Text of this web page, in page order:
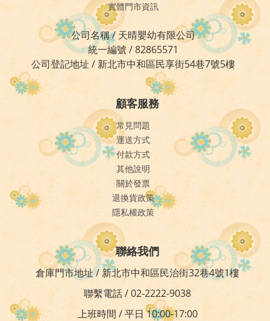
實體門市資訊
公司名稱 / 天晴嬰幼有限公司
統一編號 / 82865571
公司登記地址 / 新北市中和區民享街54巷7號5樓
顧客服務
常見問題
運送方式
付款方式
其他說明
關於發票
退換貨政策
隱私權政策
聯絡我們
倉庫門市地址 / 新北市中和區民治街32巷4號1樓
聯繫電話 / 02-2222-9038
上班時間 / 平日 10:00-17:00